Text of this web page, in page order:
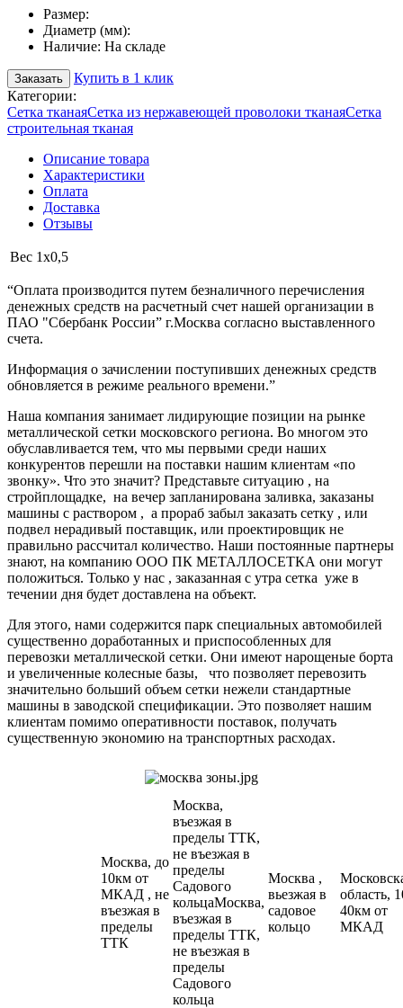
Размер:
Диаметр (мм):
Наличие: На складе
Заказать
Купить в 1 клик
Категории:
Сетка тканаяСетка из нержавеющей проволоки тканаяСетка
строительная тканая
Описание товара
Характеристики
Оплата
Доставка
Отзывы
Вес 1х0,5
“Оплата производится путем безналичного перечисления
денежных средств на расчетный счет нашей организации в
ПАО "Сбербанк России” г.Москва согласно выставленного
счета.
Информация о зачислении поступивших денежных средств
обновляется в режиме реального времени.”
Наша компания занимает лидирующие позиции на рынке
металлической сетки московского региона. Во многом это
обуславливается тем, что мы первыми среди наших
конкурентов перешли на поставки нашим клиентам «по
звонку». Что это значит? Представьте ситуацию , на
стройплощадке, на вечер запланирована заливка, заказаны
машины с раствором , а прораб забыл заказать сетку , или
подвел нерадивый поставщик, или проектировщик не
правильно рассчитал количество. Наши постоянные партнеры
знают, на компанию ООО ПК МЕТАЛЛОСЕТКА они могут
положиться. Только у нас , заказанная с утра сетка уже в
течении дня будет доставлена на объект.
Для этого, нами содержится парк специальных автомобилей
существенно доработанных и приспособленных для
перевозки металлической сетки. Они имеют нарощеные борта
и увеличенные колесные базы, что позволяет перевозить
значительно больший объем сетки нежели стандартные
машины в заводской спецификации. Это позволяет нашим
клиентам помимо оперативности поставок, получать
существенную экономию на транспортных расходах.
Москва, до
10км от
МКАД , не
въезжая в
пределы
ТТК
Москва,
въезжая в
пределы ТТК,
не въезжая в
пределы
Садового
кольцаМосква,
въезжая в
пределы ТТК,
не въезжая в
пределы
Садового
кольца
Москва ,
вьезжая в
садовое
кольцо
область,
40км от
МКАД